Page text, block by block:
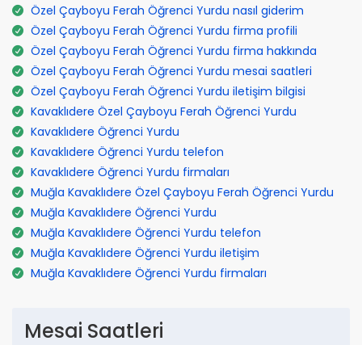
Özel Çayboyu Ferah Öğrenci Yurdu nasıl giderim
Özel Çayboyu Ferah Öğrenci Yurdu firma profili
Özel Çayboyu Ferah Öğrenci Yurdu firma hakkında
Özel Çayboyu Ferah Öğrenci Yurdu mesai saatleri
Özel Çayboyu Ferah Öğrenci Yurdu iletişim bilgisi
Kavaklıdere Özel Çayboyu Ferah Öğrenci Yurdu
Kavaklıdere Öğrenci Yurdu
Kavaklıdere Öğrenci Yurdu telefon
Kavaklıdere Öğrenci Yurdu firmaları
Muğla Kavaklıdere Özel Çayboyu Ferah Öğrenci Yurdu
Muğla Kavaklıdere Öğrenci Yurdu
Muğla Kavaklıdere Öğrenci Yurdu telefon
Muğla Kavaklıdere Öğrenci Yurdu iletişim
Muğla Kavaklıdere Öğrenci Yurdu firmaları
Mesai Saatleri